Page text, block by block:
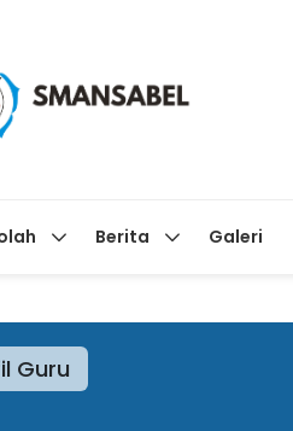
Berita Galeri
Guru